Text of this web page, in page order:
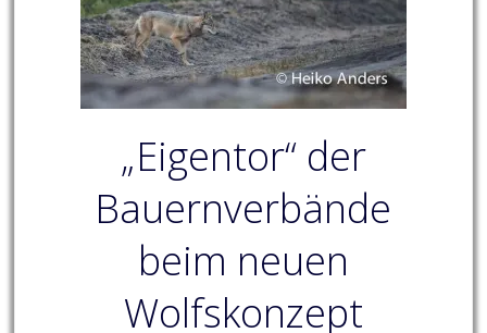
„Eigentor“ der
Bauernverbände
beim neuen
Wolfskonzept